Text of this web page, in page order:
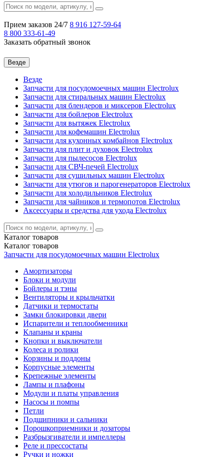
Прием заказов 24/7 8 916 127-59-64
8 800 333-61-49
Заказать обратный звонок
Везде
Везде
Запчасти для посудомоечных машин Electrolux
Запчасти для стиральных машин Electrolux
Запчасти для блендеров и миксеров Electrolux
Запчасти для бойлеров Electrolux
Запчасти для вытяжек Electrolux
Запчасти для кофемашин Electrolux
Запчасти для кухонных комбайнов Electrolux
Запчасти для плит и духовок Electrolux
Запчасти для пылесосов Electrolux
Запчасти для СВЧ-печей Electrolux
Запчасти для сушильных машин Electrolux
Запчасти для утюгов и парогенераторов Electrolux
Запчасти для холодильников Electrolux
Запчасти для чайников и термопотов Electrolux
Аксессуары и средства для ухода Electrolux
Каталог товаров
Каталог товаров
Запчасти для посудомоечных машин Electrolux
Амортизаторы
Блоки и модули
Бойлеры и тэны
Вентиляторы и крыльчатки
Датчики и термостаты
Замки блокировки двери
Испарители и теплообменники
Клапаны и краны
Кнопки и выключатели
Колеса и ролики
Корзины и поддоны
Корпусные элементы
Крепежные элементы
Лампы и плафоны
Модули и платы управления
Насосы и помпы
Петли
Подшипники и сальники
Порошкоприемники и дозаторы
Разбрызгиватели и импеллеры
Реле и прессостаты
Ручки и ножки